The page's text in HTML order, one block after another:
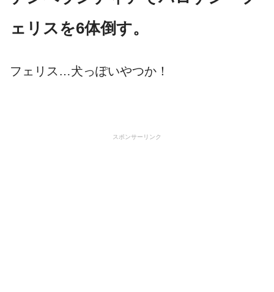
ェリスを6体倒す。
フェリス…犬っぽいやつか！
スポンサーリンク